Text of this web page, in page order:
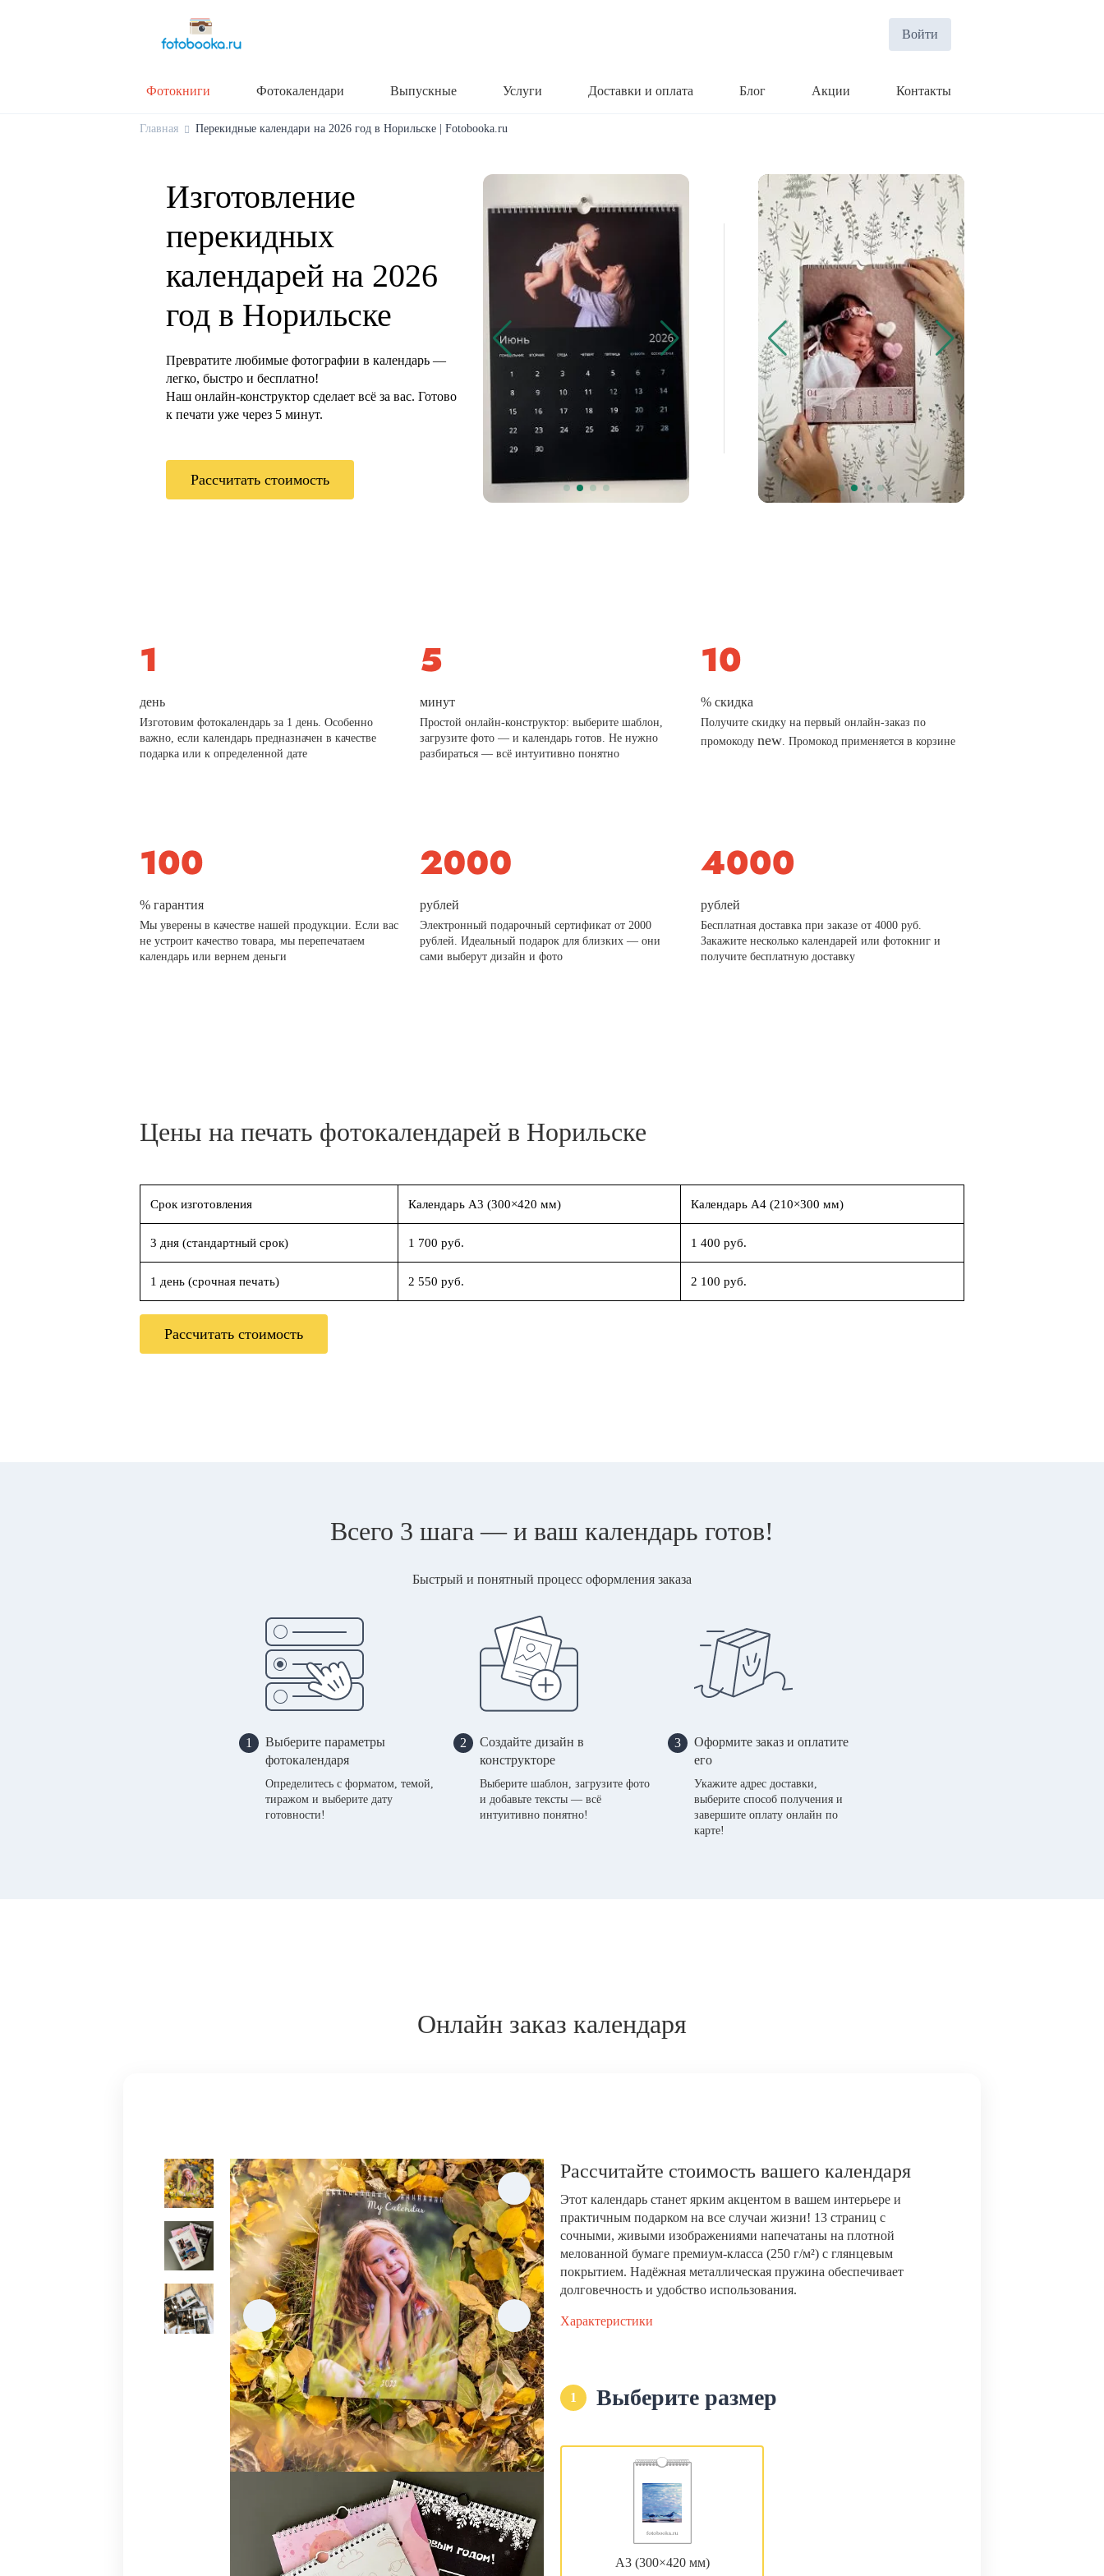
Войти
Фотокниги Фотокалендари Выпускные Услуги Доставки и оплата Блог Акции Контакты
Главная Перекидные календари на 2026 год в Норильске | Fotobooka.ru
Изготовление
перекидных
календарей на 2026
год в Норильске
Превратите любимые фотографии в календарь —
легко, быстро и бесплатно!
Наш онлайн-конструктор сделает всё за вас. Готово
к печати уже через 5 минут.
Рассчитать стоимость
день
Изготовим фотокалендарь за 1 день. Особенно
важно, если календарь предназначен в качестве
подарка или к определенной дате
минут
Простой онлайн-конструктор: выберите шаблон,
загрузите фото — и календарь готов. Не нужно
разбираться — всё интуитивно понятно
% скидка
Получите скидку на первый онлайн-заказ по
промокоду new. Промокод применяется в корзине
% гарантия
Мы уверены в качестве нашей продукции. Если вас
не устроит качество товара, мы перепечатаем
календарь или вернем деньги
рублей
Электронный подарочный сертификат от 2000
рублей. Идеальный подарок для близких — они
сами выберут дизайн и фото
рублей
Бесплатная доставка при заказе от 4000 руб.
Закажите несколько календарей или фотокниг и
получите бесплатную доставку
Цены на печать фотокалендарей в Норильске
Срок изготовления Календарь А3 (300×420 мм) Календарь А4 (210×300 мм)
3 дня (стандартный срок) 1 700 руб. 1 400 руб.
1 день (срочная печать) 2 550 руб. 2 100 руб.
Рассчитать стоимость
Всего 3 шага — и ваш календарь готов!
Быстрый и понятный процесс оформления заказа
1
Выберите параметры
фотокалендаря
Определитесь с форматом, темой,
тиражом и выберите дату
готовности!
2
Создайте дизайн в
конструкторе
Выберите шаблон, загрузите фото
и добавьте тексты — всё
интуитивно понятно!
3
Оформите заказ и оплатите
его
Укажите адрес доставки,
выберите способ получения и
завершите оплату онлайн по
карте!
Онлайн заказ календаря
Рассчитайте стоимость вашего календаря
Этот календарь станет ярким акцентом в вашем интерьере и
практичным подарком на все случаи жизни! 13 страниц с
сочными, живыми изображениями напечатаны на плотной
мелованной бумаге премиум-класса (250 г/м²) с глянцевым
покрытием. Надёжная металлическая пружина обеспечивает
долговечность и удобство использования.
Характеристики
1 Выберите размер
А3 (300×420 мм)